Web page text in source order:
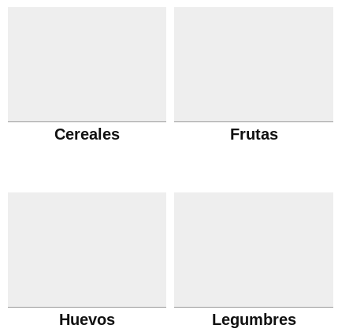
Cereales Frutas
Huevos Legumbres